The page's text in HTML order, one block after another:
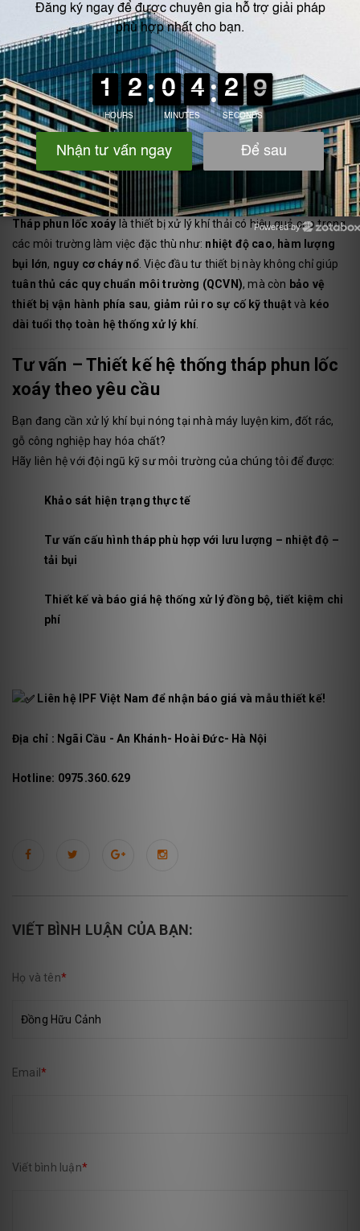
Áp lực nước phun: Tối ưu từ 2–5 bar để đảm bảo tạo
sương mịn và tiết kiệm nước.
Độ dốc đường ống và bể lắng: Thiết kế để tránh đọng
nước – bùn gây tắc nghẽn.
Hệ thống tách nước và khử ẩm khí đầu ra: Bảo vệ quạt
hút, tránh hơi nước vào môi trường.
7. Kết luận
Tháp phun lốc xoáy là thiết bị xử lý khí thải có hiệu quả cao trong
các môi trường làm việc đặc thù như: nhiệt độ cao, hàm lượng
bụi lớn, nguy cơ cháy nổ. Việc đầu tư thiết bị này không chỉ giúp
tuân thủ các quy chuẩn môi trường (QCVN), mà còn bảo vệ
thiết bị vận hành phía sau, giảm rủi ro sự cố kỹ thuậtvà kéo
dài tuổi thọ toàn hệ thống xử lý khí.
Tư vấn – Thiết kế hệ thống tháp phun lốc
xoáy theo yêu cầu
Bạn đang cần xử lý khí bụi nóng tại nhà máy luyện kim, đốt rác,
gỗ công nghiệp hay hóa chất?
Hãy liên hệ với đội ngũ kỹ sư môi trường của chúng tôi để được:
Khảo sát hiện trạng thực tế
Tư vấn cấu hình tháp phù hợp với lưu lượng – nhiệt độ –
tải bụi
Thiết kế và báo giá hệ thống xử lý đồng bộ, tiết kiệm chi
phí
Liên hệ IPF Việt Nam để nhận báo giá và mẫu thiết kế!
Địa chỉ : Ngãi Cầu - An Khánh- Hoài Đức- Hà Nội
Hotline: 0975.360.629
VIẾT BÌNH LUẬN CỦA BẠN:
Họ và tên*
Email *
Viết bình luận*
Powered by
Zotabox